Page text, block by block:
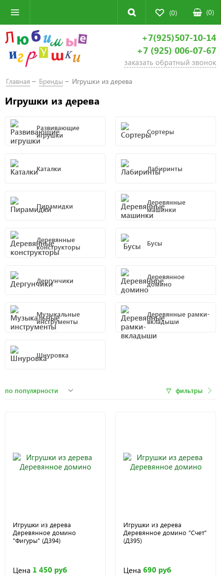
(0) (0)
+7(925)507-10-14
+7 (925) 006-07-67
заказать обратный звонок
Главная Бренды Игрушки из дерева
Игрушки из дерева
Развивающие
игрушки
Сортеры
Каталки Лабиринты
Пирамидки
Деревянные
машинки
Деревянные
конструкторы
Бусы
Дергунчики
Деревянное
домино
Музыкальные
инструменты
Деревянные рамки-
вкладыши
Шнуровка
фильтры
Игрушки из дерева
Деревянное домино
"Фигуры" (Д394)
Цена 1 450 руб
Игрушки из дерева
Деревянное домино "Счет"
(Д395)
Цена 690 руб